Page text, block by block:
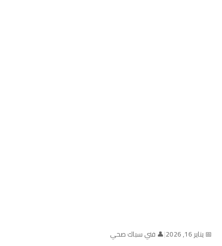
📅 يناير 16, 2026 |👤 فني سباك صحي